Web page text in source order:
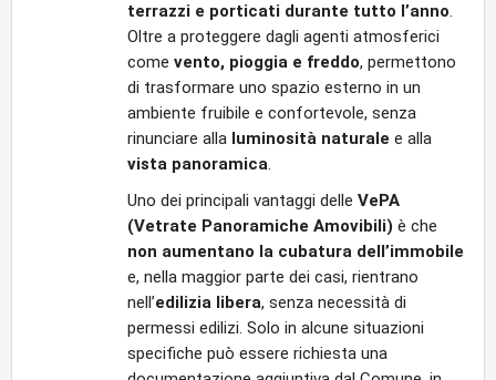
terrazzi e porticati durante tutto l’anno.
Oltre a proteggere dagli agenti atmosferici
come vento, pioggia e freddo, permettono
di trasformare uno spazio esterno in un
ambiente fruibile e confortevole, senza
rinunciare alla luminosità naturale e alla
vista panoramica.
Uno dei principali vantaggi delle VePA
(Vetrate Panoramiche Amovibili) è che
non aumentano la cubatura dell’immobile
e, nella maggior parte dei casi, rientrano
nell’edilizia libera, senza necessità di
permessi edilizi. Solo in alcune situazioni
specifiche può essere richiesta una